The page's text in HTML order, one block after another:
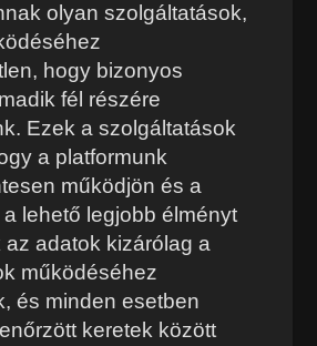
olyan szolgáltatások,
hogy bizonyos
fél részére
Ezek a szolgáltatások
a platformunk
működjön és a
lehető legjobb élményt
az adatok kizárólag a
működéséhez
és minden esetben
keretek között